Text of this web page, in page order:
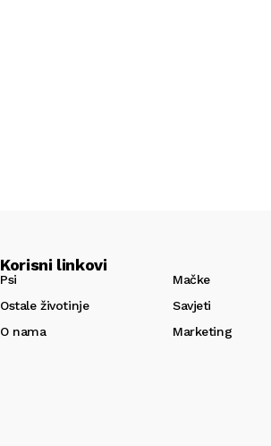
Korisni linkovi
Psi
Mačke
Ostale životinje
Savjeti
O nama
Marketing